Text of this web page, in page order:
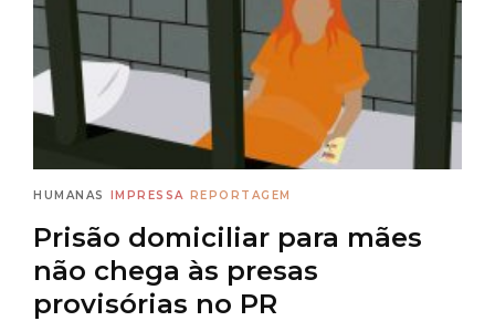
HUMANAS IMPRESSA REPORTAGEM
Prisão domiciliar para mães
não chega às presas
provisórias no PR